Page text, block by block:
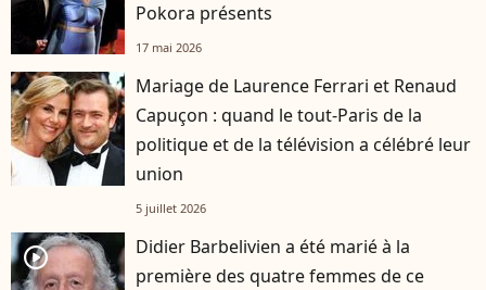
Pokora présents
17 mai 2026
Mariage de Laurence Ferrari et Renaud
Capuçon : quand le tout-Paris de la
politique et de la télévision a célébré leur
union
5 juillet 2026
player2
Didier Barbelivien a été marié à la
première des quatre femmes de ce